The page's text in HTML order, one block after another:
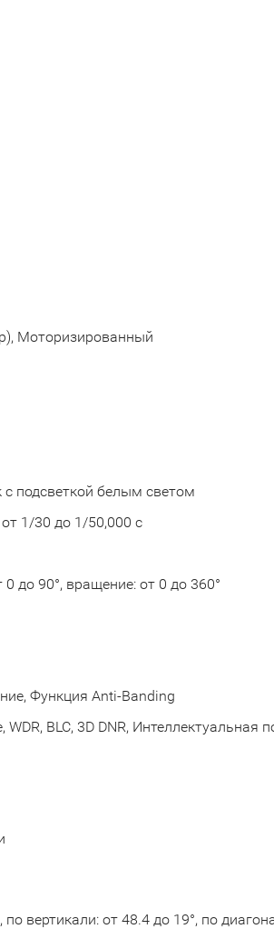
Моторизированный
с подсветкой белым светом
от 1/30 до 1/50,000 с
до 90°, вращение: от 0 до 360°
Функция Anti-Banding
WDR, BLC, 3D DNR, Интеллектуальная
вертикали: от 48.4 до 19°, по